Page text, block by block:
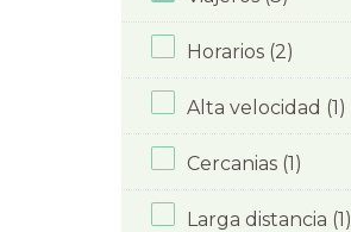
Horarios (2)
Alta velocidad (1)
Cercanias (1)
Larga distancia (1)